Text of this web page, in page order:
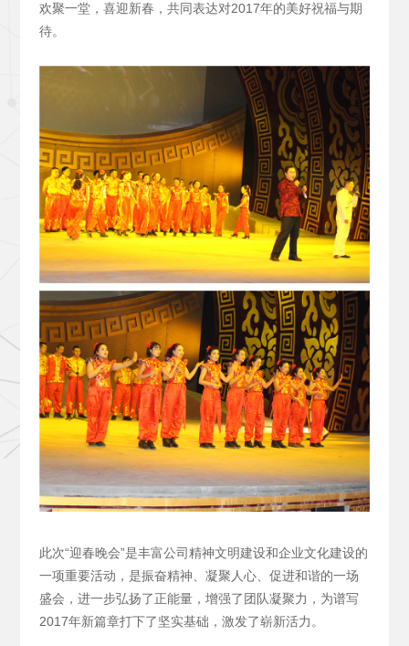
欢聚一堂，喜迎新春，共同表达对2017年的美好祝福与期
待。
此次“迎春晚会”是丰富公司精神文明建设和企业文化建设的
一项重要活动，是振奋精神、凝聚人心、促进和谐的一场
盛会，进一步弘扬了正能量，增强了团队凝聚力，为谱写
2017年新篇章打下了坚实基础，激发了崭新活力。